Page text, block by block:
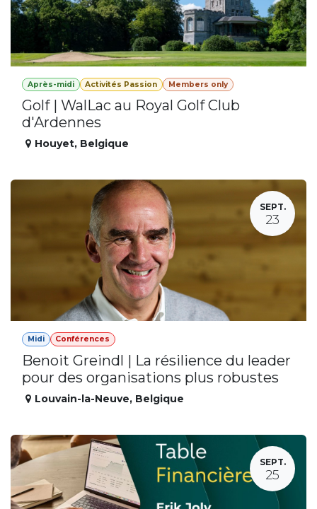
Après-midi Activités Passion Members only
Golf | WalLac au Royal Golf Club
d'Ardennes
Houyet, Belgique
SEPT.
23
Midi Conférences
Benoit Greindl | La résilience du leader
pour des organisations plus robustes
Louvain-la-Neuve, Belgique
SEPT.
25